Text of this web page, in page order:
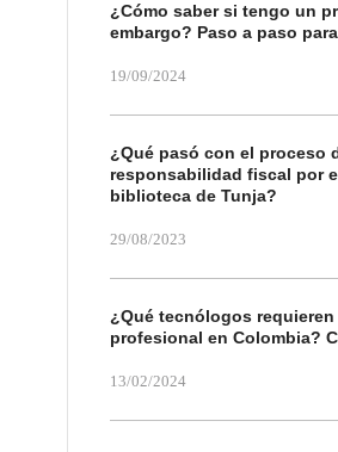
¿Cómo saber si tengo un
embargo? Paso a paso
19/09/2024
¿Qué pasó con el proceso
responsabilidad fiscal por
biblioteca de Tunja?
29/08/2023
¿Qué tecnólogos
profesional en Colombia?
13/02/2024